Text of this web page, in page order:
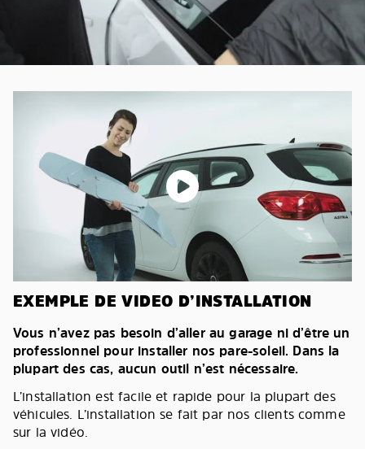
EXEMPLE DE VIDEO D’INSTALLATION
Vous n’avez pas besoin d’aller au garage ni d’être un
professionnel pour installer nos pare-soleil. Dans la
plupart des cas, aucun outil n’est nécessaire.
L’installation est facile et rapide pour la plupart des
véhicules. L’installation se fait par nos clients comme
sur la vidéo.